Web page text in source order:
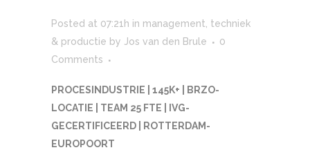
Posted at 07:21h in management techniek
& productie by Jos van den Brule
0
Comments
PROCESINDUSTRIE | 145K+ | BRZO-
LOCATIE | TEAM 25 FTE | IVG-
GECERTIFICEERD | ROTTERDAM-
EUROPOORT